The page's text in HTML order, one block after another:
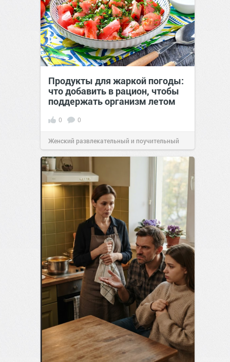
Продукты для жаркой погоды:
что добавить в рацион, чтобы
поддержать организм летом
0 0
Женский развлекательный и поучительный
сайт.21:26Вчера